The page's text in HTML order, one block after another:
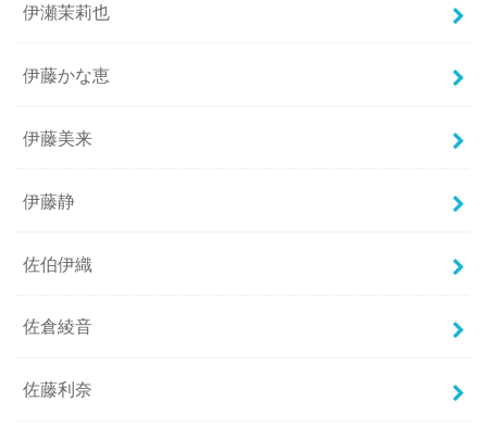
伊瀬茉莉也
伊藤かな恵
伊藤美来
伊藤静
佐伯伊織
佐倉綾音
佐藤利奈